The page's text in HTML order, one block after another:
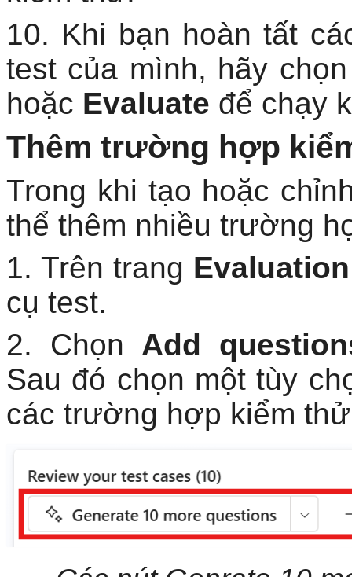
10. Khi bạn hoàn tất
test của mình, hãy
hoặc Evaluate để chạy
Thêm trường hợp
Trong khi tạo hoặc
thể thêm nhiều trường
1. Trên trang Evaluation
cụ test.
2. Chọn Add
Sau đó chọn một tùy
các trường hợp kiểm